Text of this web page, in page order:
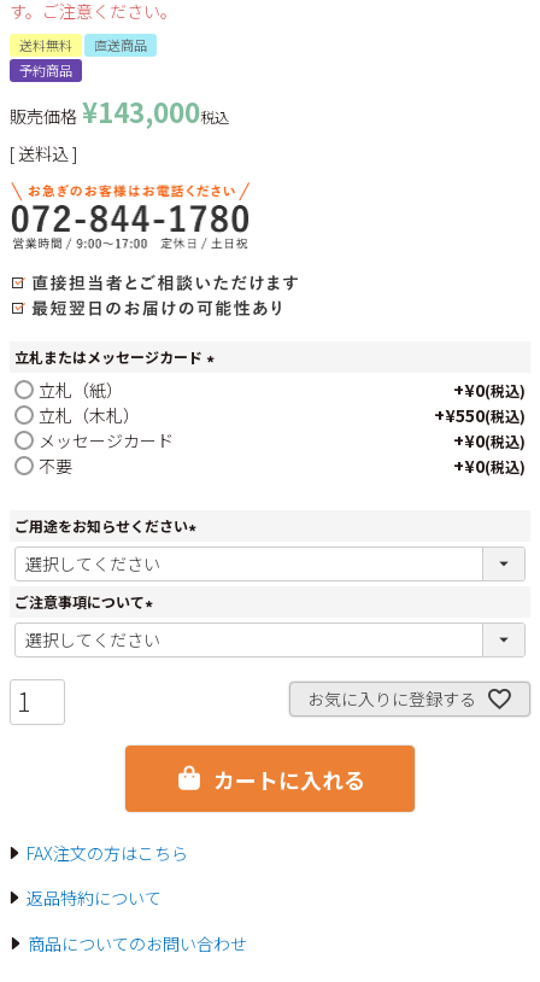
す。ご注意ください。
送料無料
直送商品
予約商品
販売価格 ¥143,000税込
送料込
立札またはメッセージカード
立札（紙） +¥0 税込
立札（木札） +¥550 税込
メッセージカード +¥0 税込
不要 +¥0 税込
ご用途をお知らせください
(
)
ご注意事項について
(
必
お気に入りに登録する
カートに入れる
FAX注文の方はこちら
返品特約について
商品についてのお問い合わせ